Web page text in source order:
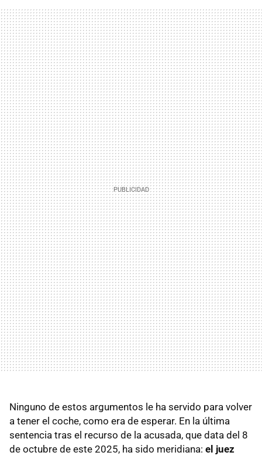
Ninguno de estos argumentos le ha servido para volver
a tener el coche, como era de esperar. En la última
sentencia tras el recurso de la acusada, que data del 8
de octubre de este 2025, ha sido meridiana: el juez